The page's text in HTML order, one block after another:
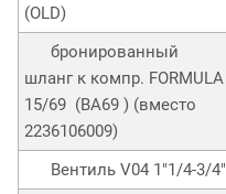
(OLD)
бронированный
шланг к компр. FORMULA
15/69 (ВА69 ) (вместо
2236106009)
Вентиль V04 1"1/4-3/4"